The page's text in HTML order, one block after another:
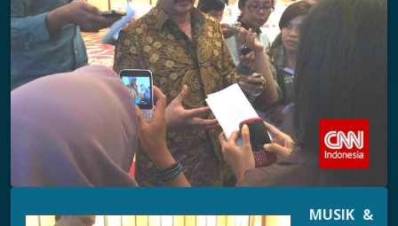
MUSIK &